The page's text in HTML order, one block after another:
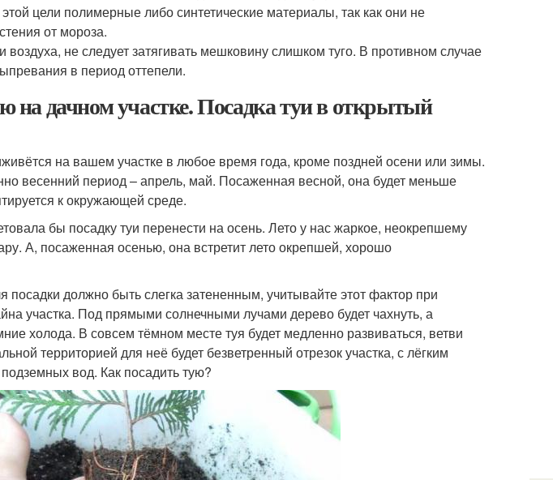
цели полимерные либо синтетические материалы, так как они не
от мороза.
воздуха, не следует затягивать мешковину слишком туго. В противном случае
в период оттепели.
на дачном участке. Посадка туи в открытый
на вашем участке в любое время года, кроме поздней осени или зимы.
весенний период – апрель, май. Посаженная весной, она будет меньше
к окружающей среде.
бы посадку туи перенести на осень. Лето у нас жаркое, неокрепшему
А, посаженная осенью, она встретит лето окрепшей, хорошо
посадки должно быть слегка затененным, учитывайте этот фактор при
участка. Под прямыми солнечными лучами дерево будет чахнуть, а
холода. В совсем тёмном месте туя будет медленно развиваться, ветви
территорией для неё будет безветренный отрезок участка, с лёгким
вод. Как посадить тую?